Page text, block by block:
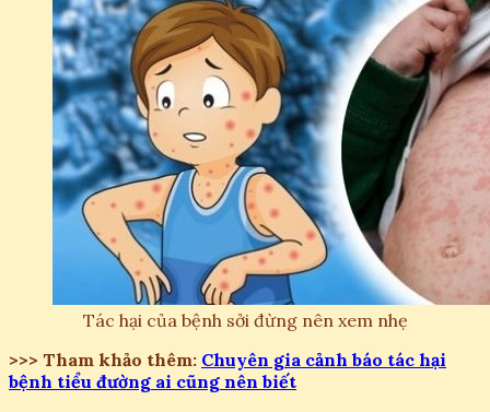
Tác hại của bệnh sởi đừng nên xem nhẹ
>>> Tham khảo thêm: Chuyên gia cảnh báo tác hại
bệnh tiểu đường ai cũng nên biết